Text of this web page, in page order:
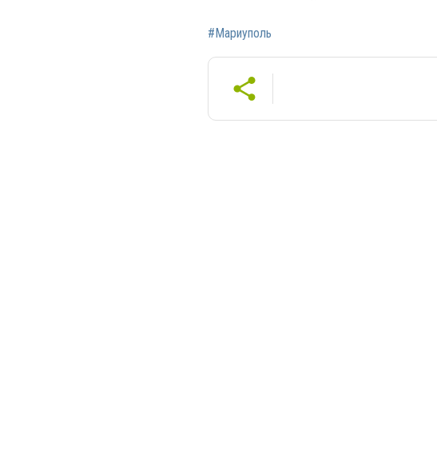
#Мариуполь